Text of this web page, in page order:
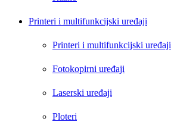
Printeri i multifunkcijski uređaji
Printeri i multifunkcijski uređaji
Fotokopirni uređaji
Laserski uređaji
Ploteri